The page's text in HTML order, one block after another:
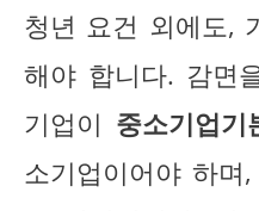
청년 요건 외에도,
해야 합니다. 감면
기업이 중소기업기
소기업이어야 하며